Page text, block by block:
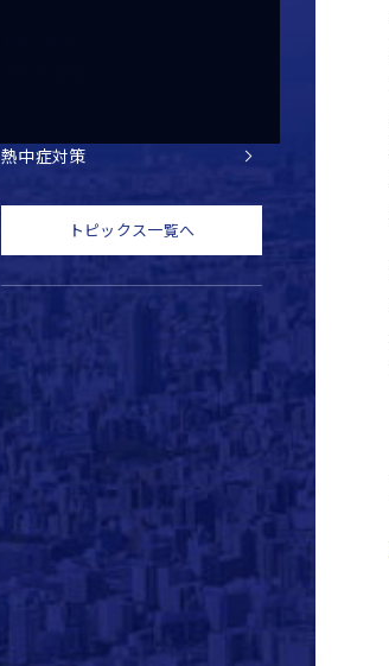
熱中症対策
トピックス一覧へ